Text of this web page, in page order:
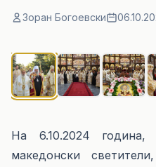
Зоран Богоевски
На 6.10.2024
македонски